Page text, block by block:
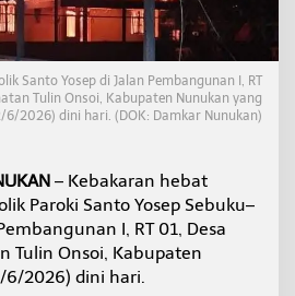
Santo Yosep di Jalan Pembangunan I, RT
Tulin Onsoi, Kabupaten Nunukan yang
2026) dini hari. (DOK: Damkar Nunukan)
– Kebakaran hebat
Paroki Santo Yosep Sebuku–
I, RT 01, Desa
Tulin Onsoi, Kabupaten
6/2026) dini hari.